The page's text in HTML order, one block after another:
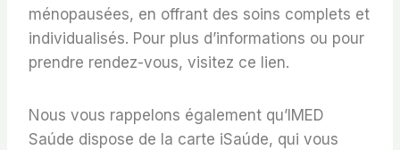
ménopausées, en offrant des soins complets et
individualisés. Pour plus d’informations ou pour
prendre rendez-vous, visitez ce lien.
Nous vous rappelons également qu’IMED
Saúde dispose de la carte iSaúde, qui vous